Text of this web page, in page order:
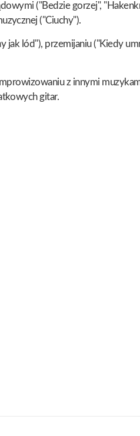
("Bedzie gorzej",
("Ciuchy").
jak lód"), przemijaniu ("Kiedy
z innymi
gitar.